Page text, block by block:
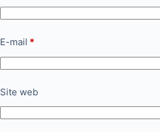
E-mail *
Site web